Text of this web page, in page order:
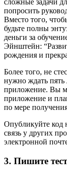
сложные задачи
попросить
Вместо того,
будьте полны
деньги за
Эйнштейн:
рождения и
Более того, не
нужно ждать пять
приложение. Вы
приложение и
по мере
Опубликуйте код
связь у других
электронной
3. Пишите